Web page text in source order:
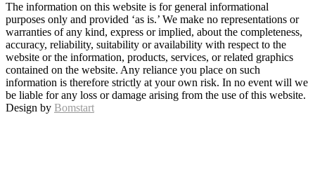
The information on this website is for general informational
purposes only and provided ‘as is.’ We make no representations or
warranties of any kind, express or implied, about the completeness,
accuracy, reliability, suitability or availability with respect to the
website or the information, products, services, or related graphics
contained on the website. Any reliance you place on such
information is therefore strictly at your own risk. In no event will we
be liable for any loss or damage arising from the use of this website.
Design by Bomstart